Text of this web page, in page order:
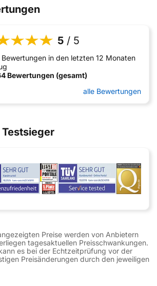
5 / 5
Bewertungen in den letzten 12 Monaten
Bewertungen (gesamt)
alle Bewertungen
Preise werden von Anbietern
tagesaktuellen Preisschwankungen.
es bei der Echtzeitprüfung vor der
Preisänderungen durch den jeweiligen